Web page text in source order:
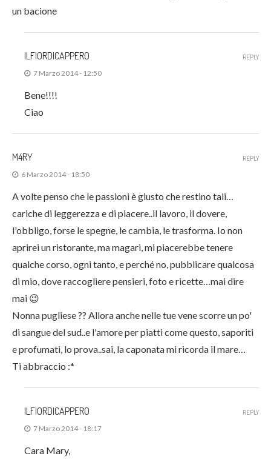
un bacione
ILFIORDICAPPERO
7 Marzo 2014 - 12:50
Bene!!!!
Ciao
REPLY
M4RY
6 Marzo 2014 - 18:50
A volte penso che le passioni è giusto che restino tali…
cariche di leggerezza e di piacere..il lavoro, il dovere,
l'obbligo, forse le spegne, le cambia, le trasforma. Io non
aprirei un ristorante, ma magari, mi piacerebbe tenere
qualche corso, ogni tanto, e perché no, pubblicare qualcosa
di mio, dove raccogliere pensieri, foto e ricette…mai dire
mai 😉
Nonna pugliese ?? Allora anche nelle tue vene scorre un po'
di sangue del sud..e l'amore per piatti come questo, saporiti
e profumati, lo prova..sai, la caponata mi ricorda il mare…
Ti abbraccio :*
REPLY
ILFIORDICAPPERO
7 Marzo 2014 - 18:17
Cara Mary,
REPLY